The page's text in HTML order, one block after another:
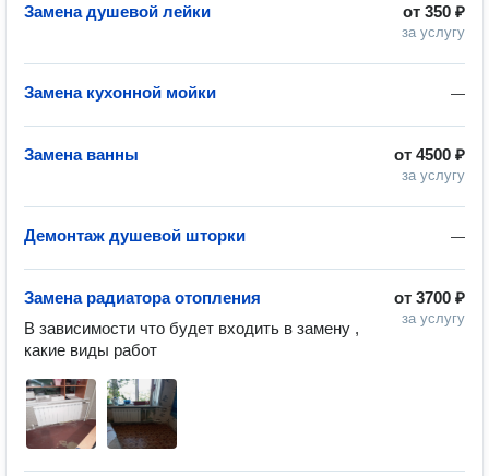
от 350 ₽
за услугу
Замена душевой лейки
—
Замена кухонной мойки
от 4500 ₽
за услугу
Замена ванны
—
Демонтаж душевой шторки
от 3700 ₽
за услугу
Замена радиатора отопления
В зависимости что будет входить в замену ,
какие виды работ